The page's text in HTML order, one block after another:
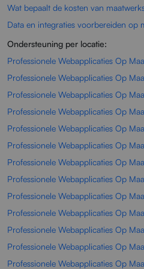
Wat bepaalt de kosten van
Data en integraties voorbereiden op
Ondersteuning per locatie:
Professionele Webapplicaties Op
Professionele Webapplicaties Op
Professionele Webapplicaties Op
Professionele Webapplicaties Op
Professionele Webapplicaties Op
Professionele Webapplicaties Op
Professionele Webapplicaties Op
Professionele Webapplicaties Op
Professionele Webapplicaties Op
Professionele Webapplicaties Op
Professionele Webapplicaties Op
Professionele Webapplicaties Op
Professionele Webapplicaties Op